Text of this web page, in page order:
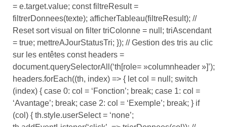
= e.target.value; const filtreResult =
filtrerDonnees(texte); afficherTableau(filtreResult); //
Reset sort visual on filter triColonne = null; triAscendant
= true; mettreAJourStatusTri; }); // Gestion des tris au clic
sur les entêtes const headers =
document.querySelectorAll(‘th[role= »columnheader »]’);
headers.forEach((th, index) => { let col = null; switch
(index) { case 0: col = ‘Fonction’; break; case 1: col =
‘Avantage’; break; case 2: col = ‘Exemple’; break; } if
(col) { th.style.userSelect = ‘none’;